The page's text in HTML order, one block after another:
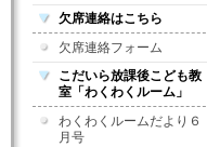
欠席連絡はこちら
欠席連絡フォーム
こだいら放課後こども教
室「わくわくルーム」
わくわくルームだより６
月号